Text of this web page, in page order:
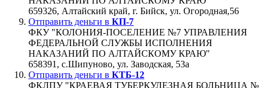
659326, Алтайский край, г. Бийск, ул. Огородная,56
Отправить деньги в КП-7
ФКУ "КОЛОНИЯ-ПОСЕЛЕНИЕ №7 УПРАВЛЕНИЯ
ФЕДЕРАЛЬНОЙ СЛУЖБЫ ИСПОЛНЕНИЯ
НАКАЗАНИЙ ПО АЛТАЙСКОМУ КРАЮ"
658391, с.Шипуново, ул. Заводская, 53а
Отправить деньги в КТБ-12
ФКЛПУ "КРАЕВАЯ ТУБЕРКУЛЕЗНАЯ БОЛЬНИЦА №